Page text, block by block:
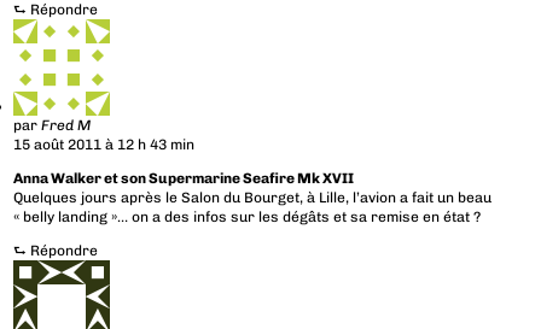
⮑ Répondre
parFred M
15 août 2011 à 12 h 43 min
Anna Walker et son Supermarine Seafire Mk XVII
Quelques jours après le Salon du Bourget, à Lille, l’avion a fait un beau
« belly landing »… on a des infos sur les dégâts et sa remise en état ?
⮑ Répondre